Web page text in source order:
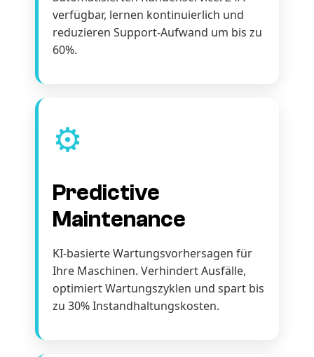
verfügbar, lernen kontinuierlich und
reduzieren Support-Aufwand um bis zu
60%.
⚙️
Predictive
Maintenance
KI-basierte Wartungsvorhersagen für
Ihre Maschinen. Verhindert Ausfälle,
optimiert Wartungszyklen und spart bis
zu 30% Instandhaltungskosten.